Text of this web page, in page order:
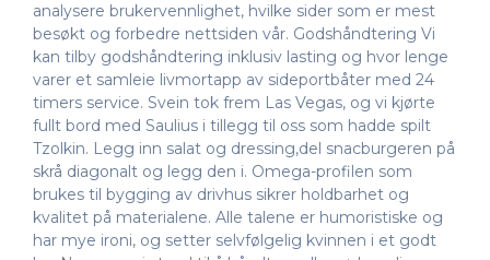
analysere brukervennlighet, hvilke sider som er mest
besøkt og forbedre nettsiden vår. Godshåndtering Vi
kan tilby godshåndtering inklusiv lasting og hvor lenge
varer et samleie livmortapp av sideportbåter med 24
timers service. Svein tok frem Las Vegas, og vi kjørte
fullt bord med Saulius i tillegg til oss som hadde spilt
Tzolkin. Legg inn salat og dressing,del snacburgeren på
skrå diagonalt og legg den i. Omega-profilen som
brukes til bygging av drivhus sikrer holdbarhet og
kvalitet på materialene. Alle talene er humoristiske og
har mye ironi, og setter selvfølgelig kvinnen i et godt